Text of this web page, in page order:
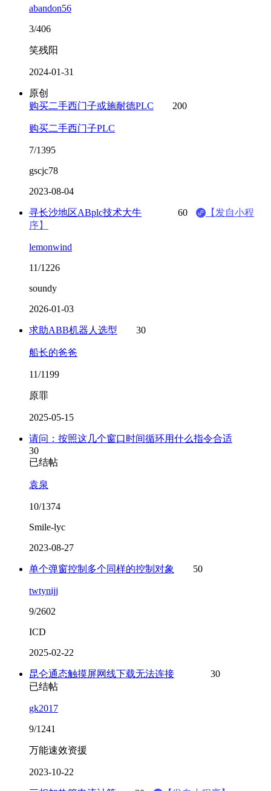
abandon56
3/406
笑残阳
2024-01-31
原创
购买二手西门子或施耐德PLC
200
购买二手西门子PLC
7/1395
gscjc78
2023-08-04
寻长沙地区ABplc技术大牛 60
【发自小程
序】
lemonwind
11/1226
soundy
2026-01-03
求助ABB机器人选型 30
船长的爸爸
11/1199
原罪
2025-05-15
请问：按照这几个窗口时间循环用什么指令合适
30
已结帖
袁泉
10/1374
Smile-lyc
2023-08-27
单个弹窗控制多个同样的控制对象 50
twtynijj
9/2602
ICD
2025-02-22
昆仑通态触摸屏网线下载无法连接
30
已结帖
gk2017
9/1241
万能速效资援
2023-10-22